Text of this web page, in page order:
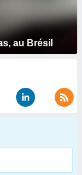
au Brésil